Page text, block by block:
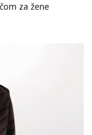
za žene